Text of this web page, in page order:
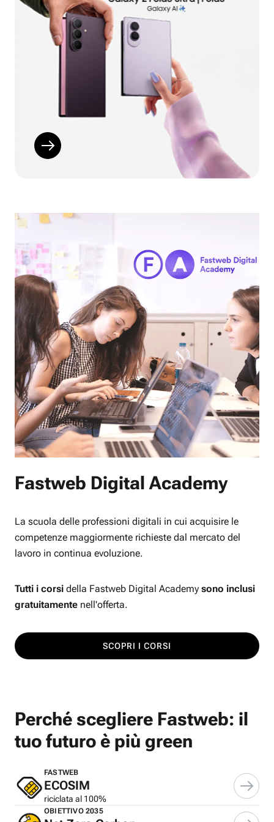
Fastweb Digital Academy
La scuola delle professioni digitali in cui acquisire le
competenze maggiormente richieste dal mercato del
lavoro in continua evoluzione.
Tutti i corsi della Fastweb Digital Academy sono inclusi
gratuitamente nell'offerta.
SCOPRI I CORSI
Perché scegliere Fastweb: il
tuo futuro è più green
FASTWEB
ECOSIM
riciclata al 100%
OBIETTIVO 2035